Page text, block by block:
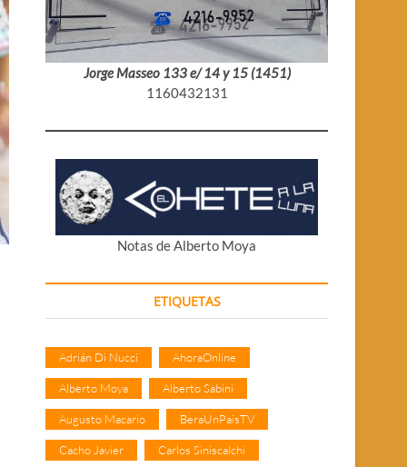
Jorge Masseo 133 e/ 14 y 15 (1451)
1160432131
Notas de Alberto Moya
ETIQUETAS
Adrián Di Nucci AhoraOnline
Alberto Moya Alberto Sabini
Augusto Macario BeraUnPaisTV
Cacho Javier Carlos Siniscalchi